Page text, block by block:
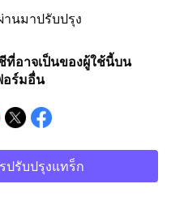
นมาปรับปรุง
อาจเป็นของผู้ใช้นี้บน
ร์มอื่น
ปรับปรุงแทร็ก